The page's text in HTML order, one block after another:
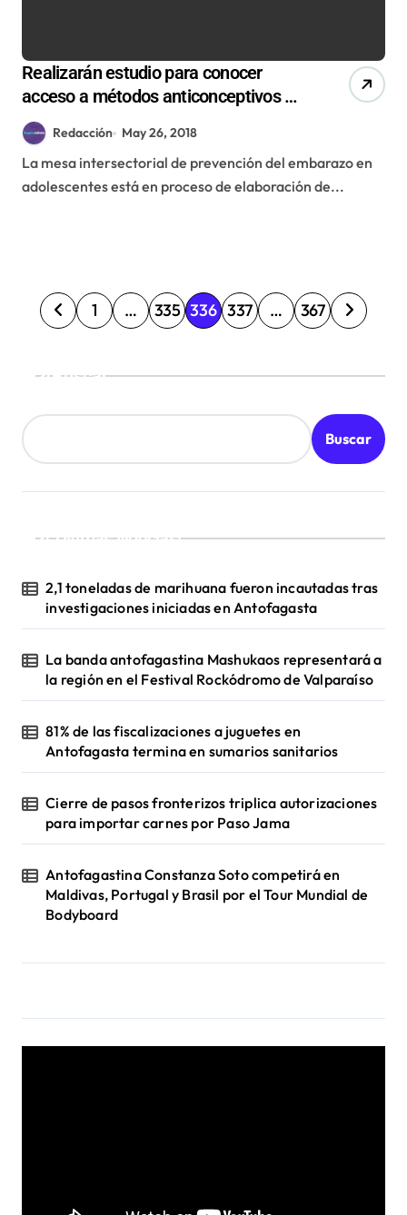
Realizarán estudio para conocer
acceso a métodos anticonceptivos en
los jóvenes
Redacción May 26, 2018
La mesa intersectorial de prevención del embarazo en
adolescentes está en proceso de elaboración de...
P
a
n
a
c
ó
n
d
e
e
n
t
r
d
a
s
1 … 335 336 337 … 367
Buscar
Buscar
¡Ultimas Noticias!
2,1 toneladas de marihuana fueron incautadas tras
investigaciones iniciadas en Antofagasta
La banda antofagastina Mashukaos representará a
la región en el Festival Rockódromo de Valparaíso
81% de las fiscalizaciones a juguetes en
Antofagasta termina en sumarios sanitarios
Cierre de pasos fronterizos triplica autorizaciones
para importar carnes por Paso Jama
Antofagastina Constanza Soto competirá en
Maldivas, Portugal y Brasil por el Tour Mundial de
Bodyboard